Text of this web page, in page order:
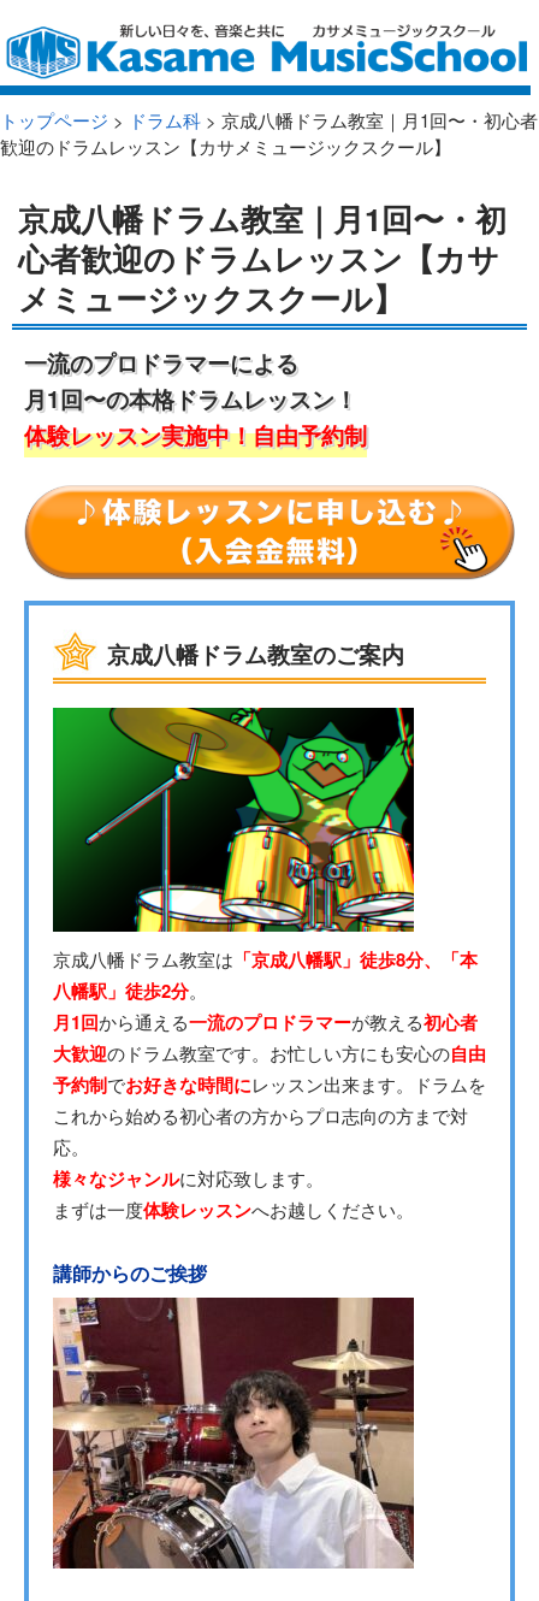
トップページ > ドラム科 > 京成八幡ドラム教室｜月1回〜・初心者
歓迎のドラムレッスン【カサメミュージックスクール】
京成八幡ドラム教室｜月1回〜・初
心者歓迎のドラムレッスン【カサ
メミュージックスクール】
一流のプロドラマーによる
月1回〜の本格ドラムレッスン！
体験レッスン実施中！自由予約制
京成八幡ドラム教室のご案内
京成八幡ドラム教室は 「京成八幡駅」徒歩8分、「本
八幡駅」徒歩2分。
月1回から通える一流のプロドラマーが教える初心者
大歓迎のドラム教室です。お忙しい方にも安心の自由
予約制でお好きな時間にレッスン出来ます。ドラムを
これから始める初心者の方からプロ志向の方まで対
応。
様々なジャンルに対応致します。
まずは一度体験レッスンへお越しください。
講師からのご挨拶